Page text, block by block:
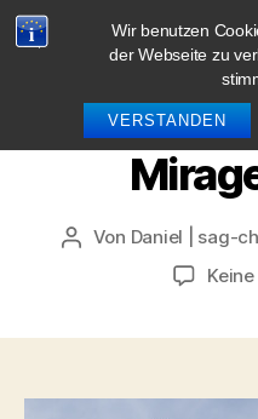
Wir benutzen
der Webseite zu
VERSTANDEN
Beitragsautor
Von Daniel | sag-